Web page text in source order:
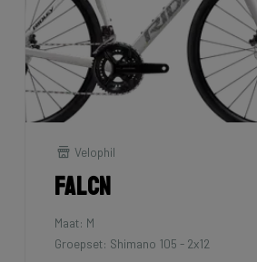
Velophil
Falcn
Maat: M
Groepset: Shimano 105 - 2x12